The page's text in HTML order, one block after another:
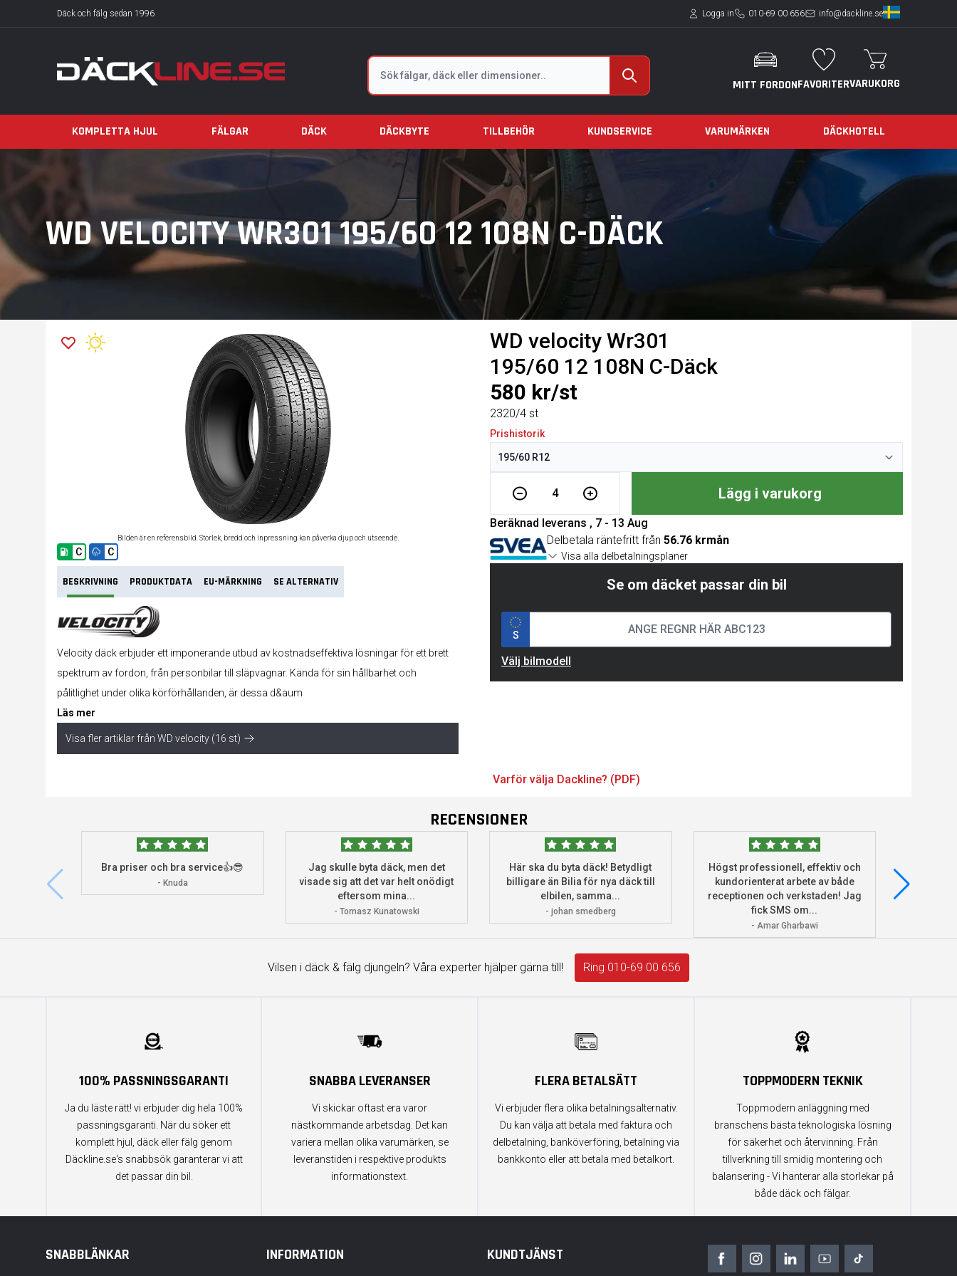
Däck och fälg sedan 1996 Logga in 010-69 00 656 info@dackline.se
Sök
MITT FORDONFAVORITERVARUKORG
KOMPLETTA HJUL FÄLGAR DÄCK DÄCKBYTE TILLBEHÖR KUNDSERVICE VARUMÄRKEN DÄCKHOTELL
WD VELOCITY WR301 195/60 12 108N C-DÄCK
WD velocity Wr301
195/60 12 108N C-Däck
580 kr/st
2320/4 st
Prishistorik
4 Lägg i varukorg
Beräknad leverans , 7 - 13 Aug
Delbetala räntefritt från 56.76 krmån
Visa alla delbetalningsplaner
Se om däcket passar din bil
S
Välj bilmodell
Bilden är en referensbild. Storlek, bredd och inpressning kan påverka djup och utseende.
C C
BESKRIVNING PRODUKTDATA EU-MÄRKNING SE ALTERNATIV
Velocity däck erbjuder ett imponerande utbud av kostnadseffektiva lösningar för ett brett
spektrum av fordon, från personbilar till släpvagnar. Kända för sin hållbarhet och
pålitlighet under olika körförhållanden, är dessa d&aum
Läs mer
Visa fler artiklar från WD velocity (16 st)
Varför välja Dackline? (PDF)
RECENSIONER
Bra priser och bra service👍😎
- Knuda
Jag skulle byta däck, men det
visade sig att det var helt onödigt
eftersom mina...
- Tomasz Kunatowski
Här ska du byta däck! Betydligt
billigare än Bilia för nya däck till
elbilen, samma...
- johan smedberg
Högst professionell, effektiv och
kundorienterat arbete av både
receptionen och verkstaden! Jag
fick SMS om...
- Amar Gharbawi
deras
Vilsen i däck & fälg djungeln? Våra experter hjälper gärna till! Ring 010-69 00 656
100% PASSNINGSGARANTI
Ja du läste rätt! vi erbjuder dig hela 100%
passningsgaranti. När du söker ett
komplett hjul, däck eller fälg genom
Däckline.se's snabbsök garanterar vi att
det passar din bil.
SNABBA LEVERANSER
Vi skickar oftast era varor
nästkommande arbetsdag. Det kan
variera mellan olika varumärken, se
leveranstiden i respektive produkts
informationstext.
FLERA BETALSÄTT
Vi erbjuder flera olika betalningsalternativ.
Du kan välja att betala med faktura och
delbetalning, banköverföring, betalning via
bankkonto eller att betala med betalkort.
TOPPMODERN TEKNIK
Toppmodern anläggning med
branschens bästa teknologiska lösning
för säkerhet och återvinning. Från
tillverkning till smidig montering och
balansering - Vi hanterar alla storlekar på
både däck och fälgar.
SNABBLÄNKAR INFORMATION KUNDTJÄNST